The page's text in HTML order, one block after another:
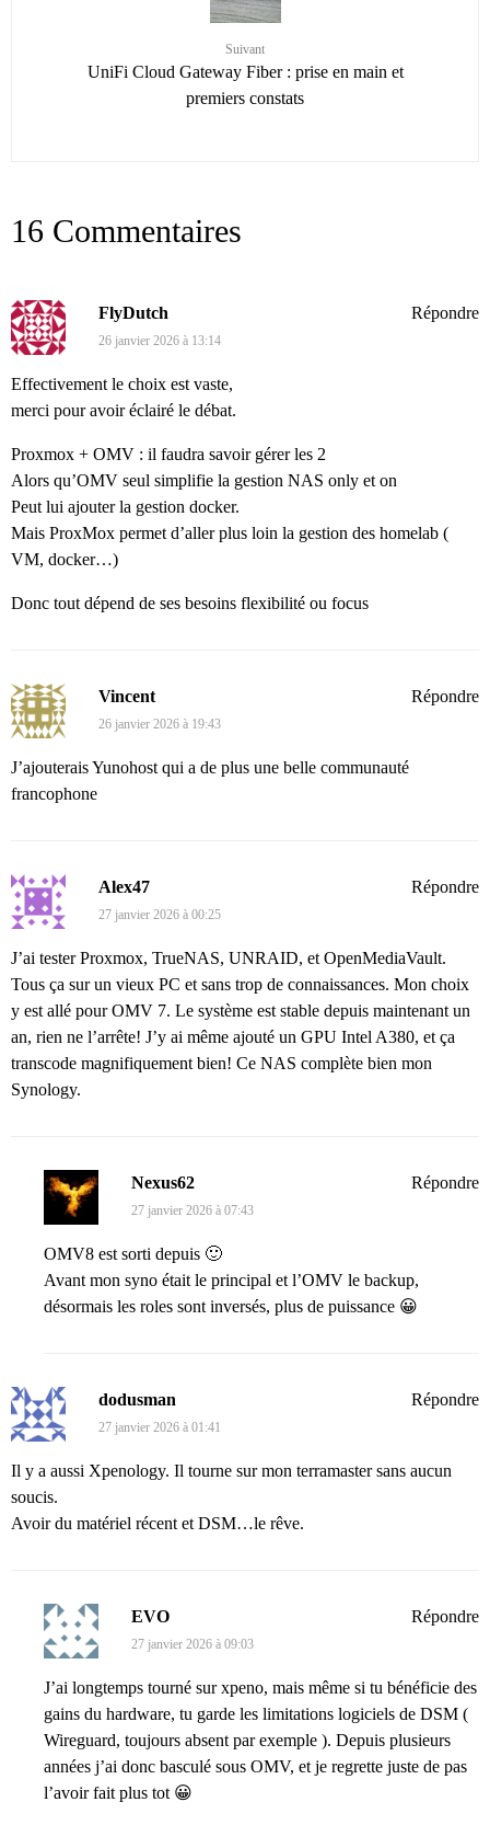
Suivant
UniFi Cloud Gateway Fiber : prise en main et
premiers constats
16 Commentaires
FlyDutch
26 janvier 2026 à 13:14
Effectivement le choix est vaste,
merci pour avoir éclairé le débat.
Proxmox + OMV : il faudra savoir gérer les 2
Alors qu’OMV seul simplifie la gestion NAS only et on
Peut lui ajouter la gestion docker.
Mais ProxMox permet d’aller plus loin la gestion des homelab (
VM, docker…)
Donc tout dépend de ses besoins flexibilité ou focus
Répondre
Vincent
26 janvier 2026 à 19:43
J’ajouterais Yunohost qui a de plus une belle communauté
francophone
Répondre
Alex47
27 janvier 2026 à 00:25
J’ai tester Proxmox, TrueNAS, UNRAID, et OpenMediaVault.
Tous ça sur un vieux PC et sans trop de connaissances. Mon choix
y est allé pour OMV 7. Le système est stable depuis maintenant un
an, rien ne l’arrête! J’y ai même ajouté un GPU Intel A380, et ça
transcode magnifiquement bien! Ce NAS complète bien mon
Synology.
Répondre
Nexus62
27 janvier 2026 à 07:43
OMV8 est sorti depuis 🙂
Avant mon syno était le principal et l’OMV le backup,
désormais les roles sont inversés, plus de puissance 😀
Répondre
dodusman
27 janvier 2026 à 01:41
Il y a aussi Xpenology. Il tourne sur mon terramaster sans aucun
soucis.
Avoir du matériel récent et DSM…le rêve.
Répondre
EVO
27 janvier 2026 à 09:03
J’ai longtemps tourné sur xpeno, mais même si tu bénéficie des
gains du hardware, tu garde les limitations logiciels de DSM (
Wireguard, toujours absent par exemple ). Depuis plusieurs
années j’ai donc basculé sous OMV, et je regrette juste de pas
l’avoir fait plus tot 😀
Répondre